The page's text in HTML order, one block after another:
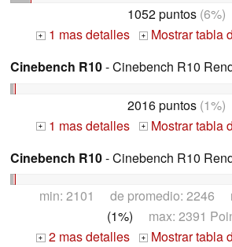
1052 puntos(6%)
+ 1 mas detalles +
Mostrar tabla
Cinebench R10- Cinebench R10
2016 puntos(1%)
+ 1 mas detalles +
Mostrar tabla
Cinebench R10- Cinebench R10
min: 2101 de promedio: 2246
(1%) max: 2391
+ 2 mas detalles +
Mostrar tabla